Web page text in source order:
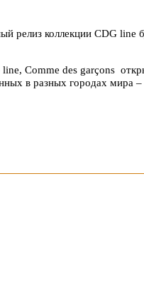
коллекции CDG line
Comme des garçons
в разных городах мира